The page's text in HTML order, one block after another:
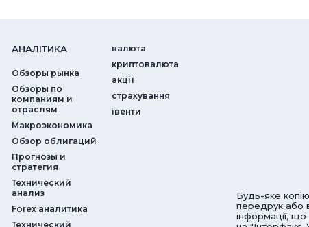
АНАЛIТИКА
Обзоры рынка
Обзоры по
компаниям и
отраслям
Макроэкономика
Обзор облигаций
Прогнозы и
стратегия
Технический
анализ
Forex аналитика
Технический
валюта
криптовалюта
акції
страхування
iвенти
Будь-яке
передрук або
інформації, що